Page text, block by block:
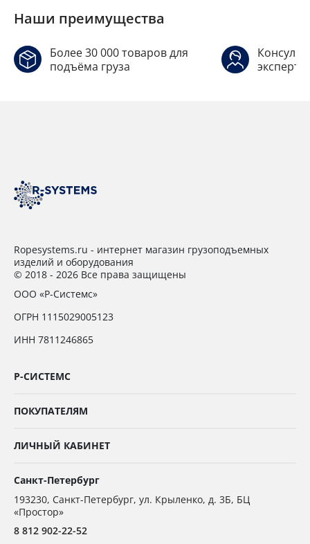
Наши преимущества
Более 30 000 товаров для
подъёма груза
Ropesystems.ru - интернет магазин грузоподъемных
изделий и оборудования
© 2018 - 2026 Все права защищены
ООО «Р-Системс»
ОГРН 1115029005123
ИНН 7811246865
Р-СИСТЕМС
ПОКУПАТЕЛЯМ
ЛИЧНЫЙ КАБИНЕТ
Санкт-Петербург
193230, Санкт-Петербург, ул. Крыленко, д. 3Б, БЦ
«Простор»
8 812 902-22-52